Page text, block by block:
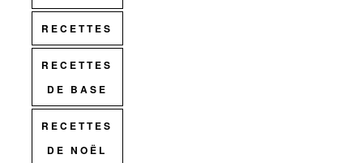
RECETTES
RECETTES
DE BASE
RECETTES
DE NOËL